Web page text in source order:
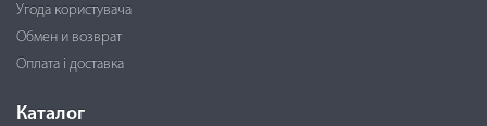
Угода користувача
Обмен и возврат
Оплата і доставка
Каталог